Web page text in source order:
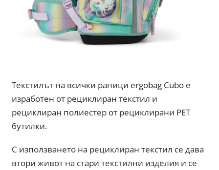
Текстилът на всички раници ergobag Cubo е
изработен от рециклиран текстил и
рециклиран полиестер от рециклирани PET
бутилки.
С използването на рециклиран текстил се дава
втори живот на стари текстилни изделия и се